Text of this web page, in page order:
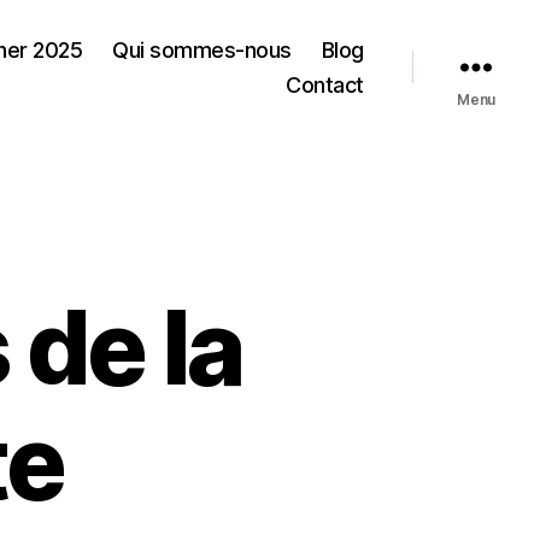
2025 Qui sommes-nous
Blog
Contact
Menu
la